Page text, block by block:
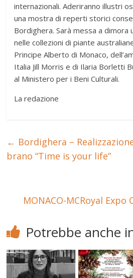
internazionali. Aderiranno illustri
una mostra di reperti storici
Bordighera. Sarà messa a dimora
nelle collezioni di piante
Principe Alberto di Monaco,
Italia Jill Morris e di Ilaria Borletti
al Ministero per i Beni Culturali.
La redazione
← Bordighera –
brano “Time is your life”
MONACO-MCRoyal Expo
Potrebbe anche